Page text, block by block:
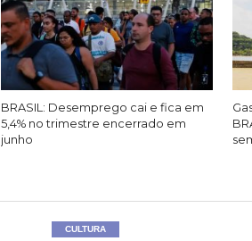
BRASIL: Desemprego cai e fica em
5,4% no trimestre encerrado em
junho
CULTURA